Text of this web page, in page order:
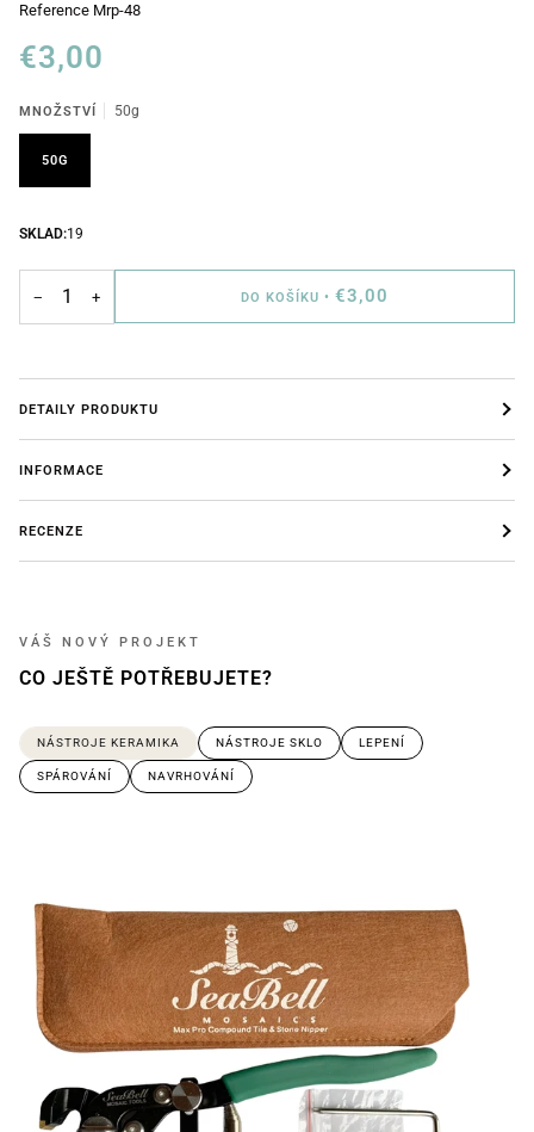
Reference Mrp-48
€3,00
MNOŽSTVÍ 50g
50G
SKLAD:19
− + DO KOŠÍKU• €3,00
DETAILY PRODUKTU
INFORMACE
RECENZE
VÁŠ NOVÝ PROJEKT
CO JEŠTĚ POTŘEBUJETE?
NÁSTROJE KERAMIKA NÁSTROJE SKLO LEPENÍ
SPÁROVÁNÍ NAVRHOVÁNÍ